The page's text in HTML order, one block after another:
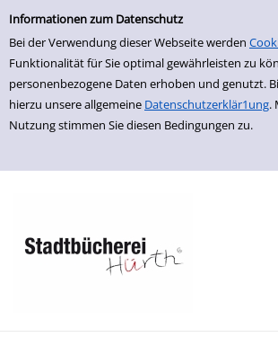
Einfache Suche
Informationen zum Datenschutz
Bei der Verwendung dieser Webseite werden
Funktionalität für Sie optimal gewährleisten zu
personenbezogene Daten erhoben und genutzt.
hierzu unsere allgemeine Datenschutzerklär1ung.
Nutzung stimmen Sie diesen Bedingungen zu.
zur Navigation springen
zum Inhalt springen
Zu den Suchfiltern springen
Zur Trefferliste springen